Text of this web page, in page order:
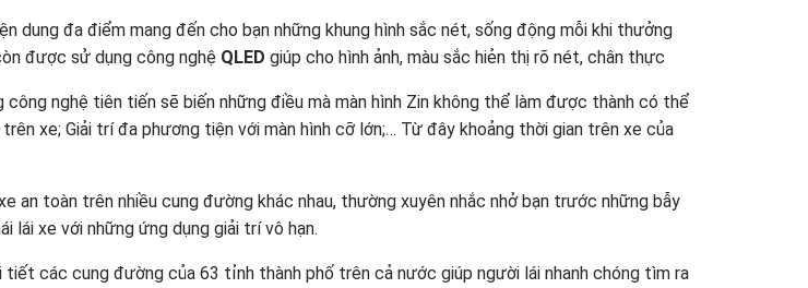
dung đa điểm mang đến cho bạn những khung hình sắc nét, sống động mỗi khi thưởng
được sử dụng công nghệ QLED giúp cho hình ảnh, màu sắc hiẻn thị rõ nét, chân thực
công nghệ tiên tiến sẽ biến những điều mà màn hình Zin không thể làm được thành có thể
xe; Giải trí đa phương tiện với màn hình cỡ lớn;… Từ đây khoảng thời gian trên xe của
an toàn trên nhiều cung đường khác nhau, thường xuyên nhắc nhở bạn trước những bẫy
lái xe với những ứng dụng giải trí vô hạn.
tiết các cung đường của 63 tỉnh thành phố trên cả nước giúp người lái nhanh chóng tìm ra